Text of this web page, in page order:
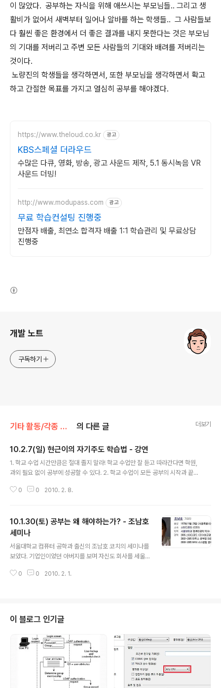
이 많았다. 공부하는 자식을 위해 애쓰시는 부모님들.. 그리고 생
활비가 없어서 새벽부터 일어나 알바를 하는 학생들.. 그 사람들보
다 훨씬 좋은 환경에서 더 좋은 결과를 내지 못한다는 것은 부모님
의 기대를 저버리고 주변 모든 사람들의 기대와 배려를 저버리는
것이다.
노량진의 학생들을 생각하면서, 또한 부모님을 생각하면서 확고
하고 간절한 목표를 가지고 열심히 공부를 해야겠다.
https://www.theloud.co.kr 광고
KBS스페셜 더라우드
수많은 다큐, 영화, 방송, 광고 사운드 제작, 5.1 동시녹음 VR
사운드 더빙!
http://www.modupass.com 광고
무료 학습컨설팅 진행중
만점자 배출, 최연소 합격자 배출 1:1 학습관리 및 무료상담
진행중
개발 노트
구독하기
기타 활동/각종 후기 의 다른 글 더보기
10.2.7(일) 현근이의 자기주도 학습법 - 강연
1. 학교 수업 시간만큼은 절대 졸지 말라! 학교 수업만 잘 듣고 따라간다면 학원,
과외 필요 없이 공부에 성공할 수 있다. 2. 학교 수업이 모든 공부의 시작과 끝
에 대한 정보가 쌓임 4. 모든 필기를 교과서에 하라! 노트를 따로 마련하면 노트
교과서를 정독하라 글자를 읽어내는 것이 아니라 학교 수업을 5번이상 연상하
라는 의미 학교 수업을 열심히 들은 사람은 교과서를 볼때 뭐가 중요한지 뭐가
중요하지 않은지를 한눈에 알 수 있음 놀거 다 놀고 볼거 다 보면서 공부를 ..
0 0 2010. 2. 8.
10.1.30(토) 공부는 왜 해야하는가? - 조남호
세미나
서울대학교 컴퓨터 공학과 출신의 조남호 코치의 세미나를
보았다. 기업인이었던 아버지를 보며 자신도 회사를 세울
지에게 기업인이 되기 위해 많은 대화를 나눴다고 한다. 아
번의 사업실패중 4번의 실패가 학벌 때문이었다고 한다.
그 후로 조남호 코치는 어느 과를 가던 상관없이 서울대를
목표로 공부를 시작했고 결국 서울대에 합격했다. 그리고
목표를 잃어 1년 동안은 놀기만 하다가 학교에서 NHN 사
장의 세미나를 듣게 되고 뒤풀이 회식에서 사업을 가르쳐
달라고 부탁을 하고는 바로 휴학을 해버리고..
0 0 2010. 2. 1.
이 블로그 인기글